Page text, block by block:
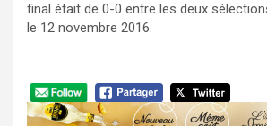
final était de 0-0 entre les deux
le 12 novembre 2016.